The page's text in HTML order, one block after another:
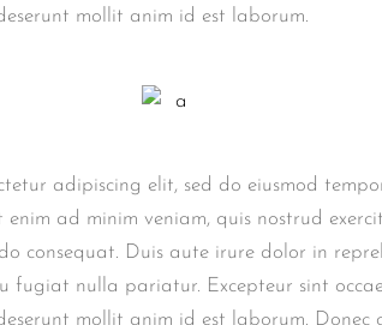
mollit anim id est laborum.
adipiscing elit, sed do eiusmod
ad minim veniam, quis nostrud
consequat. Duis aute irure dolor in
fugiat nulla pariatur. Excepteur sint
mollit anim id est laborum. Donec